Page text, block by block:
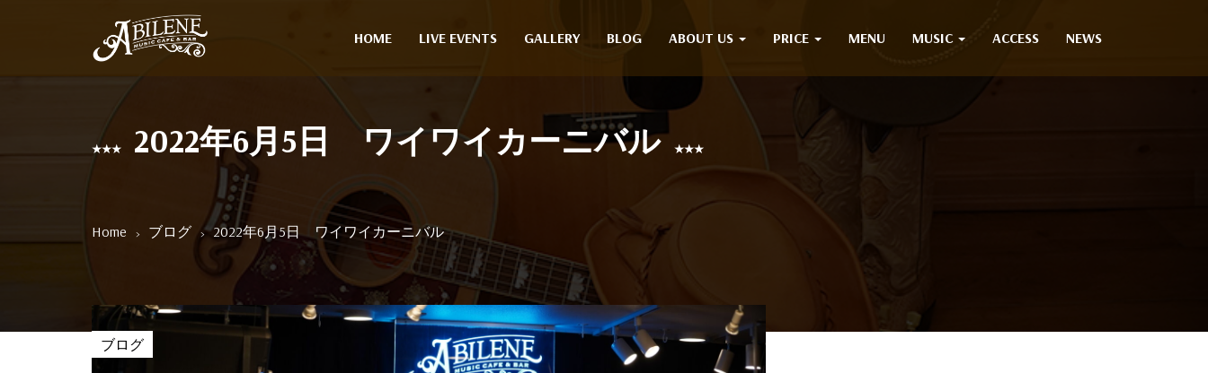
HOME LIVE EVENTS GALLERY BLOG ABOUT US PRICE MENU MUSIC ACCESS NEWS
2022年6月5日 ワイワイカーニバル
Home ブログ 2022年6月5日 ワイワイカーニバル
ブログ